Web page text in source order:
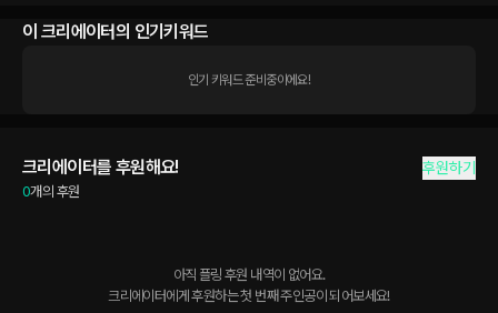
이 크리에이터의 인기키워드
인기 키워드 준비중이에요!
크리에이터를 후원해요! 후원하기
0개의 후원
아직 플링 후원 내역이 없어요.
크리에이터에게 후원하는 첫 번째 주인공이 되어보세요!